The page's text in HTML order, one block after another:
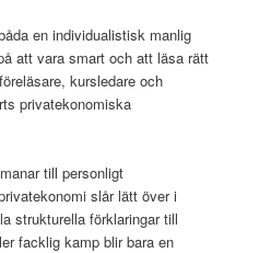
en individualistisk manlig
att vara smart och att läsa rätt
kursledare och
privatekonomiska
till personligt
slår lätt över i
strukturella förklaringar till
facklig kamp blir bara en